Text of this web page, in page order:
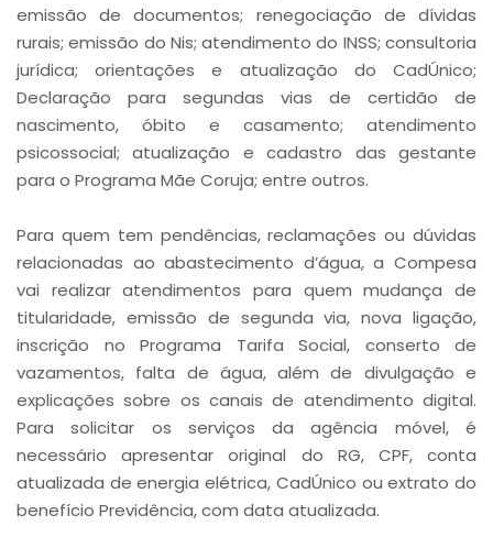
emissão de documentos; renegociação de dívidas
rurais; emissão do Nis; atendimento do INSS; consultoria
jurídica; orientações e atualização do CadÚnico;
Declaração para segundas vias de certidão de
nascimento, óbito e casamento; atendimento
psicossocial; atualização e cadastro das gestante
para o Programa Mãe Coruja; entre outros.
Para quem tem pendências, reclamações ou dúvidas
relacionadas ao abastecimento d’água, a Compesa
vai realizar atendimentos para quem mudança de
titularidade, emissão de segunda via, nova ligação,
inscrição no Programa Tarifa Social, conserto de
vazamentos, falta de água, além de divulgação e
explicações sobre os canais de atendimento digital.
Para solicitar os serviços da agência móvel, é
necessário apresentar original do RG, CPF, conta
atualizada de energia elétrica, CadÚnico ou extrato do
benefício Previdência, com data atualizada.